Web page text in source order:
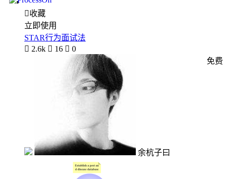
收藏
立即使用
STAR行为面试法
 2.6k  16  0
余杭子曰
免费